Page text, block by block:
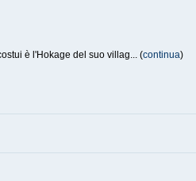
è l'Hokage del suo villag... (continua)